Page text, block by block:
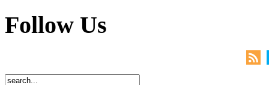
Follow Us